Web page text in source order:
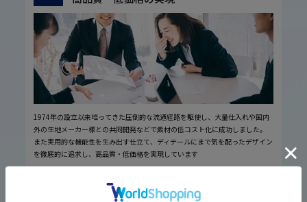
1974年の設立以来培ってきた圧倒的な流通経路を駆使し、大量仕入れや国内
外の生地メーカー様との共同開発などで素材の低コスト化に成功しました。
また実用的な機能性を生み出す仕立て、ディテールにまで気を配ったデザイン
を徹底的に追求し、高品質・低価格を実現しています
厳しい品質管理体制に基づく